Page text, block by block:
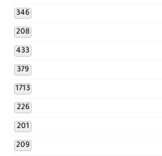
346
208
433
379
1713
226
201
209